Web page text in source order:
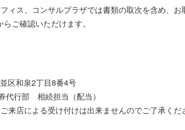
ィス、コンサルプラザでは書類の取次を含め、お
らご確認いただけます。
区和泉2丁目8番4号
代行部 相続担当（配当）
来店による受け付けは出来ませんのでご了承くだ